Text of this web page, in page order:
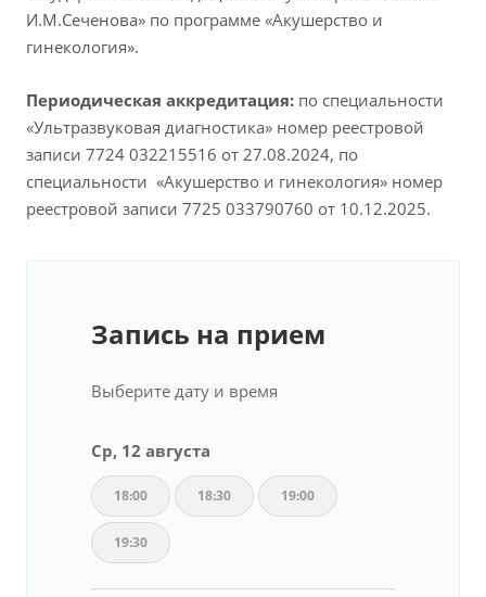
И.М.Сеченова» по программе «Акушерство и
гинекология».
Периодическая аккредитация: по специальности
«Ультразвуковая диагностика» номер реестровой
записи 7724 032215516 от 27.08.2024, по
специальности «Акушерство и гинекология» номер
реестровой записи 7725 033790760 от 10.12.2025.
Запись на прием
Выберите дату и время
Ср, 12 августа
18:00 18:30 19:00
19:30